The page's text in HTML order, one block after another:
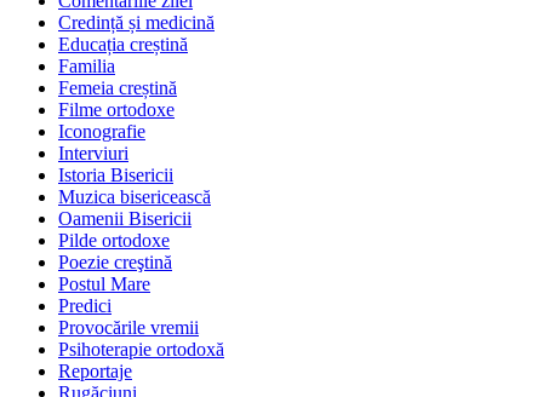
Credință și medicină
Educația creștină
Familia
Femeia creștină
Filme ortodoxe
Iconografie
Interviuri
Istoria Bisericii
Muzica bisericească
Oamenii Bisericii
Pilde ortodoxe
Poezie creştină
Postul Mare
Predici
Provocările vremii
Psihoterapie ortodoxă
Reportaje
Rugăciuni